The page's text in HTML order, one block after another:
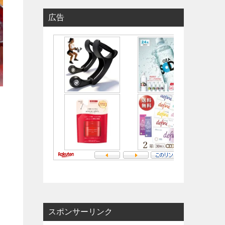
広告
スポンサーリンク